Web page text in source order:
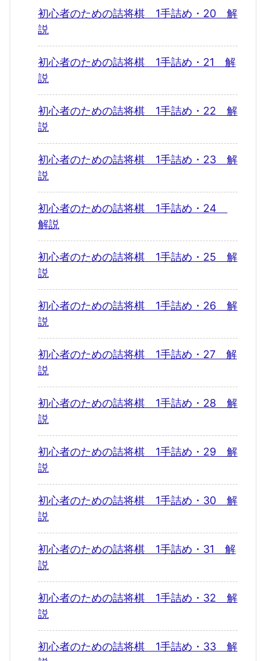
初心者のための詰将棋 1手詰め・20 解
説
初心者のための詰将棋 1手詰め・21 解
説
初心者のための詰将棋 1手詰め・22 解
説
初心者のための詰将棋 1手詰め・23 解
説
初心者のための詰将棋 1手詰め・24
解説
初心者のための詰将棋 1手詰め・25 解
説
初心者のための詰将棋 1手詰め・26 解
説
初心者のための詰将棋 1手詰め・27 解
説
初心者のための詰将棋 1手詰め・28 解
説
初心者のための詰将棋 1手詰め・29 解
説
初心者のための詰将棋 1手詰め・30 解
説
初心者のための詰将棋 1手詰め・31 解
説
初心者のための詰将棋 1手詰め・32 解
説
初心者のための詰将棋 1手詰め・33 解